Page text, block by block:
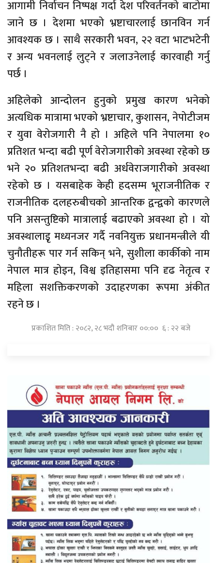
आगामी निर्वाचन निष्पक्ष गर्दा देश परिवर्तनको बाटोमा
जाने छ । देशमा भएको भ्रष्टाचारलाई छानविन गर्न
आवश्यक छ । साथै सरकारी भवन, २२ वटा भाटभटेनी
र अन्य भवनलाई लुट्ने र जलाउनेलाई कारवाही गर्नु
पर्छ ।
अहिलेको आन्दोलन हुनुको प्रमुख कारण भनेको
अत्यधिक मात्रामा भएको भ्रष्टाचार, कुशासन, नेपोटीजम
र युवा वेरोजगारी नै हो । अहिले पनि नेपालमा १०
प्रतिशत भन्दा बढी पूर्ण वेरोजगारीको अवस्था रहेको छ
भने २० प्रतिशतभन्दा बढी अर्धवेराजगारीको अवस्था
रहेको छ । यसबाहेक केही हदसम्म भूराजनीतिक र
राजनीतिक दलहरुबीचको आन्तरिक द्वन्द्वको कारणले
पनि असन्तुष्टिको मात्रालाई बढाएको अवस्था हो । यो
अवस्थालाइृ मध्यनजर गर्दै नवनियुक्त प्रधानमन्त्रीले यी
चुनौतीहरू पार गर्न सकिन् भने, सुशीला कार्कीको नाम
नेपाल मात्र होइन, विश्व इतिहासमा पनि दृढ नेतृत्व र
महिला सशक्तिकरणको उदाहरणका रूपमा अंकीत
रहने छ ।
प्रकाशित मिति : २०८२, २८ भदौ शनिबार ००:०० ६ : २२ बजे